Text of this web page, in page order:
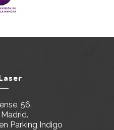
56.
Parking Indigo